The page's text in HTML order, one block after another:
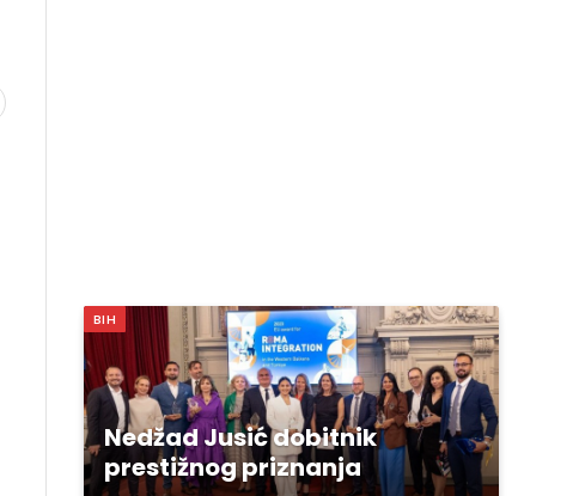
BIH
Nedžad Jusić dobitnik
prestižnog priznanja